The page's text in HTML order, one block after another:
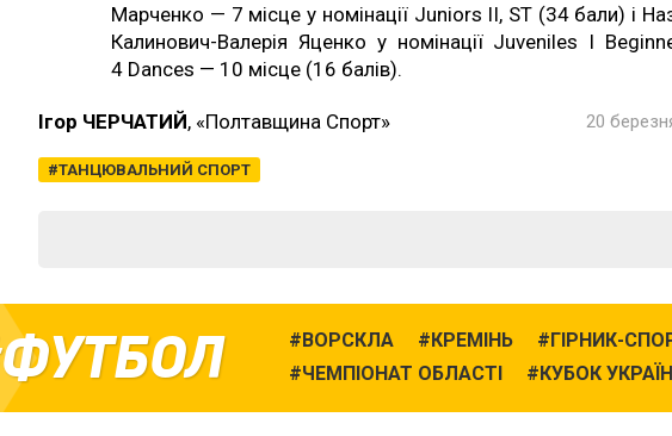
Марченко — 7 місце у номінації Juniors II, ST (34 бали) і
Калинович-Валерія Яценко у номінації Juveniles I
4 Dances — 10 місце (16 балів).
Ігор ЧЕРЧАТИЙ, «Полтавщина Спорт»
ТАНЦЮВАЛЬНИЙ СПОРТ
20
ФУТБОЛ ВОРСКЛА КРЕМІНЬ ГІРНИК-
ЧЕМПІОНАТ ОБЛАСТІ
КУБОК